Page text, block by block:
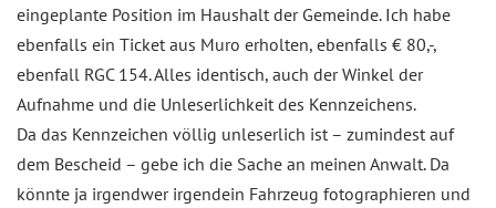
eingeplante Position im Haushalt der Gemeinde. Ich habe
ebenfalls ein Ticket aus Muro erholten, ebenfalls € 80,-,
ebenfall RGC 154. Alles identisch, auch der Winkel der
Aufnahme und die Unleserlichkeit des Kennzeichens.
Da das Kennzeichen völlig unleserlich ist – zumindest auf
dem Bescheid – gebe ich die Sache an meinen Anwalt. Da
könnte ja irgendwer irgendein Fahrzeug fotographieren und